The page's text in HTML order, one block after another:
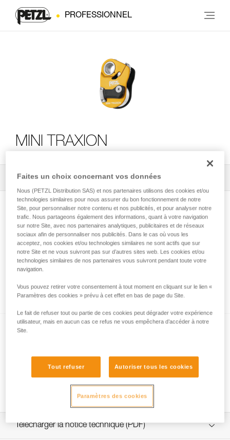
PROFESSIONNEL
MINI TRAXION
Tous les conseils techniques 2
Tests d’efficacité et rendement de mouflages
avec MAESTRO, I’D S, PRO TRAXION,
ROLLCLIP...
Comment calculer le rapport de mouflage
Télécharger la notice technique (PDF)
Faites un choix concernant vos données
Nous (PETZL Distribution SAS) et nos partenaires utilisons des cookies et/ou
technologies similaires pour nous assurer du bon fonctionnement de notre
Site, pour personnaliser notre contenu et nos publicités, et pour analyser notre
trafic. Nous partageons également des informations, quant à votre navigation
sur notre Site, avec nos partenaires analytiques, publicitaires et de réseaux
sociaux afin de personnaliser nos publicités. Dans le cas où vous les
acceptez, nos cookies et/ou technologies similaires ne sont actifs que sur
notre Site et ne vous suivront pas sur d’autres sites web. Les cookies et/ou
technologies similaires de nos partenaires vous suivront pendant toute votre
navigation.
Vous pouvez retirer votre consentement à tout moment en cliquant sur le lien «
Paramètres des cookies » prévu à cet effet en bas de page du Site.
Le fait de refuser tout ou partie de ces cookies peut dégrader votre expérience
utilisateur, mais en aucun cas ce refus ne vous empêchera d’accéder à notre
Site.
Tout refuser Autoriser tous les cookies
Paramètres des cookies